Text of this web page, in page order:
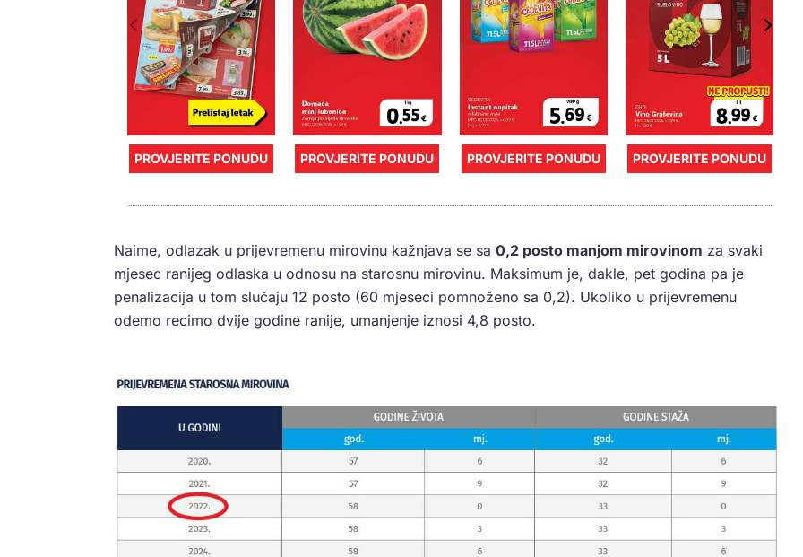
PROVJERITE PONUDU PROVJERITE PONUDU PROVJERITE PONUDU PROVJERITE PONUDU
Naime, odlazak u prijevremenu mirovinu kažnjava se sa 0,2 posto manjom mirovinom za svaki
mjesec ranijeg odlaska u odnosu na starosnu mirovinu. Maksimum je, dakle, pet godina pa je
penalizacija u tom slučaju 12 posto (60 mjeseci pomnoženo sa 0,2). Ukoliko u prijevremenu
odemo recimo dvije godine ranije, umanjenje iznosi 4,8 posto.